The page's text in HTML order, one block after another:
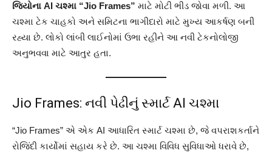
જિયોના AI ચશ્મા “Jio Frames” માટે મોટી ભીડ જોવા મળી. આ
ચશ્મા ટેક ચાહકો અને સમિટના ભાગીદારો માટે મુખ્ય આકર્ષણ બની
રહ્યા છે. લોકો લાંબી લાઈનોમાં ઉભા રહીને આ નવી ટેકનોલોજી
અનુભવવા માટે આતુર હતા.
Jio Frames: નવી પેઢીનું સ્માર્ટ AI ચશ્મા
“Jio Frames” એ એક AI આધારિત સ્માર્ટ ચશ્મા છે, જે વપરાશકર્તાને
રોજિંદી કાર્યોમાં સહાય કરે છે. આ ચશ્મા વિવિધ સુવિધાઓ ધરાવે છે,